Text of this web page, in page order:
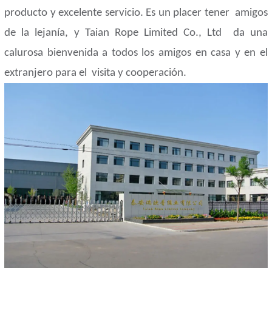
producto y excelente servicio. Es un placer tener amigos
de la lejanía, y Taian Rope Limited Co., Ltd
da una
calurosa bienvenida a todos los amigos en casa y en el
extranjero para el visita y cooperación.